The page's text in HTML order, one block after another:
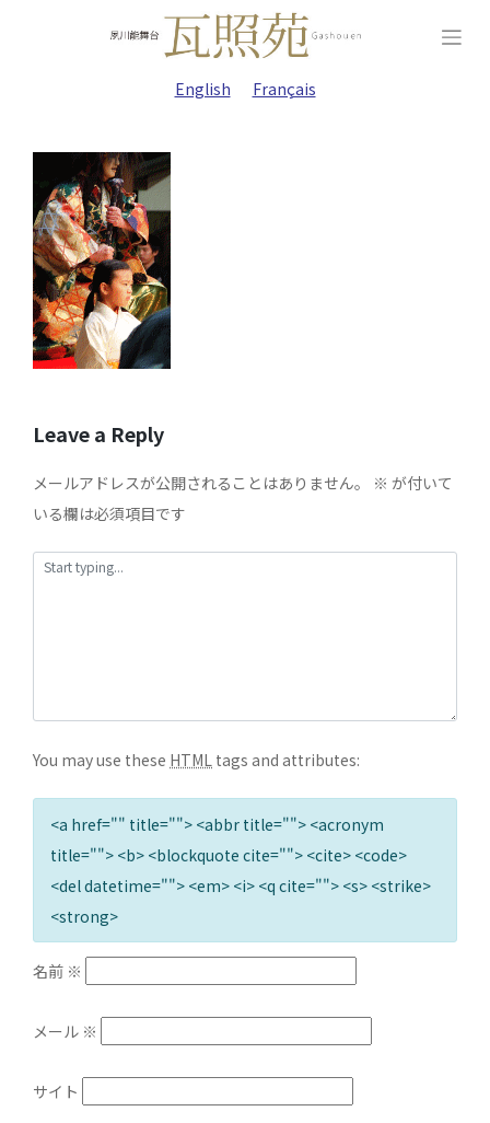
English Français
Leave a Reply
メールアドレスが公開されることはありません。 ※ が付いて
いる欄は必須項目です
You may use these HTML tags and attributes:
<a href="" title=""> <abbr title=""> <acronym
title=""> <b> <blockquote cite=""> <cite> <code>
<del datetime=""> <em> <i> <q cite=""> <s> <strike>
<strong>
名前 ※
メール ※
サイト